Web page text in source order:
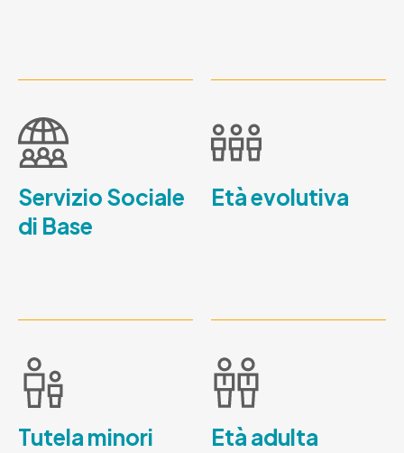
Servizio Sociale
di Base
Età evolutiva
Tutela minori Età adulta